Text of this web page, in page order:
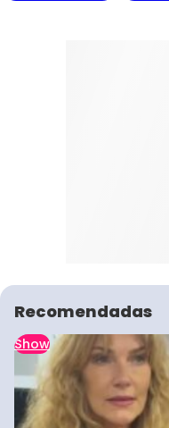
Recomendadas
Show